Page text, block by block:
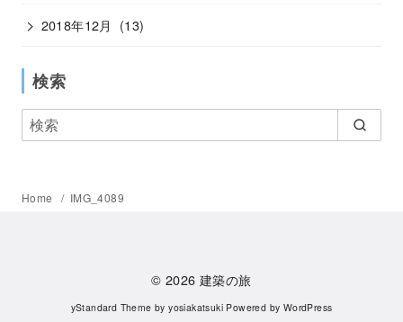
2018年12月 (13)
検索
Home IMG_4089
© 2026建築の旅
yStandard Theme byyosiakatsuki Powered by WordPress